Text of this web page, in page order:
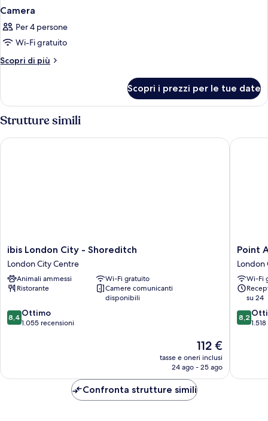
Camera
Per 4 persone
Wi-Fi gratuito
Scopri di più
Altri
Scopri i prezzi per le tue date
Strutture simili
ibis
London
City
-
Shoreditch
City
Centre
ibis London City - Shoreditch
London City Centre
Animali ammessi
Wi-Fi gratuito
Ristorante
Camere comunicanti
disponibili
8.4
su
8,4 Ottimo
1.055 recensioni
Il
prezzo
attuale
112 €
112 €
tasse e oneri inclusi
24 ago - 25 ago
ibis London City - Shoreditch
Point
A
London
London
City
Centre
Point
London
Wi-Fi
su 24
8.2
su
8,2
Point A
Confronta strutture simili